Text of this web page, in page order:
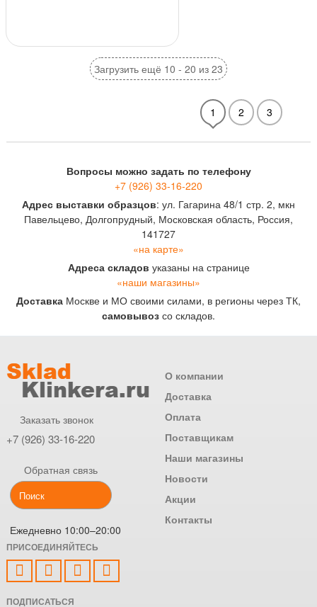
Загрузить ещё 10 - 20 из 23
1 2 3
Вопросы можно задать по телефону
+7 (926) 33-16-220
Адрес выставки образцов: ул. Гагарина 48/1 стр. 2, мкн
Павельцево, Долгопрудный, Московская область, Россия,
141727
«на карте»
Адреса складов указаны на странице
«наши магазины»
Доставка Москве и МО своими силами, в регионы через ТК,
самовывоз со складов.
Заказать звонок
+7 (926) 33-16-220
Обратная связь
Ежедневно 10:00–20:00
О компании
Доставка
Оплата
Поставщикам
Наши магазины
Новости
Акции
Контакты
ПРИСОЕДИНЯЙТЕСЬ
ПОДПИСАТЬСЯ